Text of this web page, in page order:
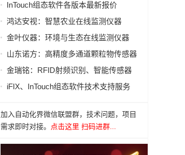
InTouch组态软件各版本最新报价
鸿达安视：智慧农业在线监测仪器
金叶仪器：环境与生态在线监测仪器
山东诺方：高精度多通道颗粒物传感器
金瑞铭：RFID射频识别、智能传感器
iFIX、InTouch组态软件技术支持服务
加入自动化界微信联盟群，技术问题，项目
需求即时对接。
点击这里 扫码进群...